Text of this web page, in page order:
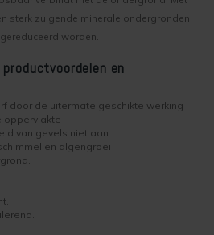
sterk zuigende minerale ondergronden
worden.
en
door de uitermate geschikte werking
oppervlakte
van gevels niet aan
en algengroei